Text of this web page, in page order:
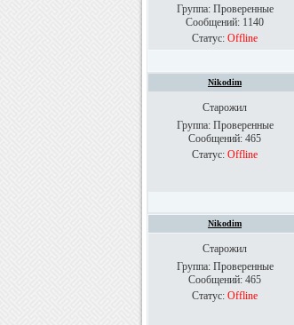
Группа: Проверенные
Сообщений: 1140
Статус: Offline
Nikodim
Старожил
Группа: Проверенные
Сообщений: 465
Статус: Offline
Nikodim
Старожил
Группа: Проверенные
Сообщений: 465
Статус: Offline